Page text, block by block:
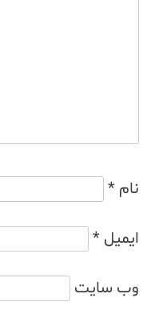
نام *
ایمیل *
وب‌ سایت